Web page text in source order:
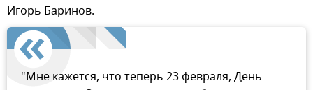
Игорь Баринов.
"Мне кажется, что теперь 23 февраля, День